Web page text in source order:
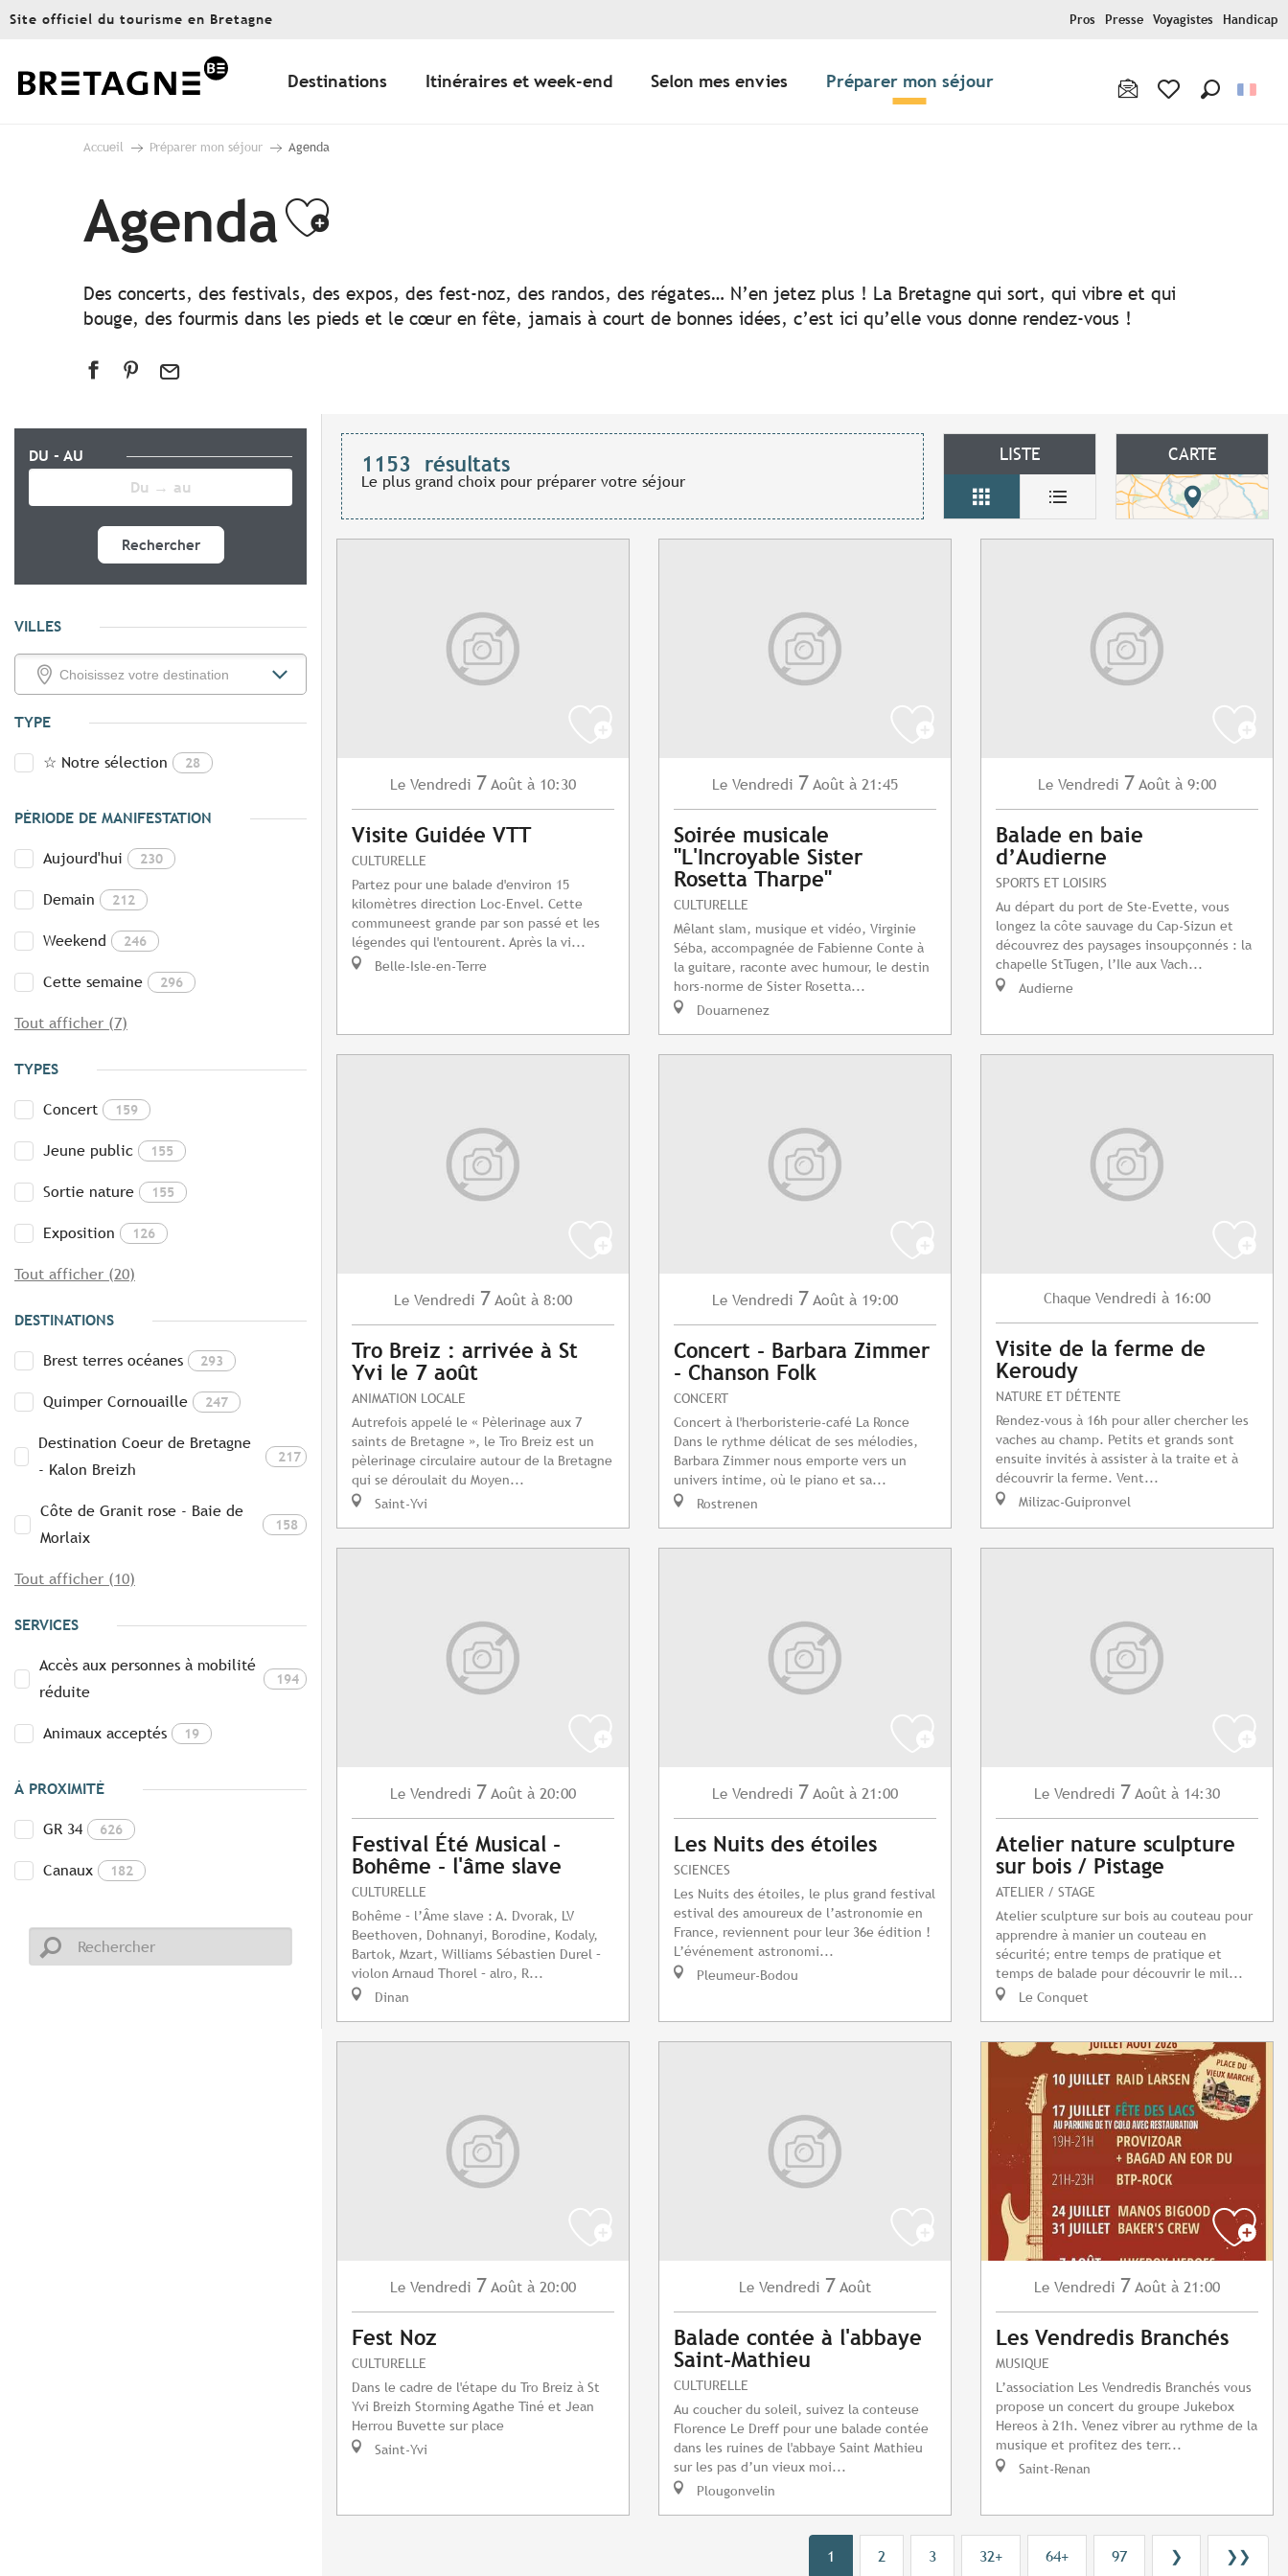
Aller
principal
Site officiel du tourisme en Bretagne Pros Presse Voyagistes Handicap
Destinations Itinéraires et week-end Selon mes envies Préparer mon séjour
Accueil Préparer mon séjour Agenda
AgendaAjouter aux favoris
Des concerts, des festivals, des expos, des fest-noz, des randos, des régates… N’en jetez plus ! La Bretagne qui sort, qui vibre et qui
bouge, des fourmis dans les pieds et le cœur en fête, jamais à court de bonnes idées, c’est ici qu’elle vous donne rendez-vous !
DU - AU
Rechercher
VILLES
TYPE
☆ Notre sélection 28
PÉRIODE DE MANIFESTATION
Aujourd'hui 230
Demain 212
Weekend 246
Cette semaine 296
Tout afficher (7)
TYPES
Concert 159
Jeune public 155
Sortie nature 155
Exposition 126
Tout afficher (20)
DESTINATIONS
Brest terres océanes 293
Quimper Cornouaille 247
Destination Coeur de Bretagne
- Kalon Breizh
217
Côte de Granit rose - Baie de
Morlaix
158
Tout afficher (10)
SERVICES
Accès aux personnes à mobilité
réduite
194
Animaux acceptés 19
À PROXIMITÉ
GR 34 626
Canaux 182
1153 résultats
Le plus grand choix pour préparer votre séjour
LISTE CARTE
Le Vendredi 7 Août à 10:30
Visite Guidée VTT
CULTURELLE
Partez pour une balade d'environ 15
kilomètres direction Loc-Envel. Cette
communeest grande par son passé et les
légendes qui l'entourent. Après la vi...
Belle-Isle-en-Terre
Le Vendredi 7 Août à 21:45
Soirée musicale
"L'Incroyable Sister
Rosetta Tharpe"
CULTURELLE
Mêlant slam, musique et vidéo, Virginie
Séba, accompagnée de Fabienne Conte à
la guitare, raconte avec humour, le destin
hors-norme de Sister Rosetta...
Douarnenez
Le Vendredi 7 Août à 9:00
Balade en baie
d’Audierne
SPORTS ET LOISIRS
Au départ du port de Ste-Evette, vous
longez la côte sauvage du Cap-Sizun et
découvrez des paysages insoupçonnés : la
chapelle StTugen, l’Ile aux Vach...
Audierne
Le Vendredi 7 Août à 8:00
Tro Breiz : arrivée à St
Yvi le 7 août
ANIMATION LOCALE
Autrefois appelé le « Pèlerinage aux 7
saints de Bretagne », le Tro Breiz est un
pèlerinage circulaire autour de la Bretagne
qui se déroulait du Moyen...
Saint-Yvi
Le Vendredi 7 Août à 19:00
Concert - Barbara Zimmer
- Chanson Folk
CONCERT
Concert à l'herboristerie-café La Ronce
Dans le rythme délicat de ses mélodies,
Barbara Zimmer nous emporte vers un
univers intime, où le piano et sa...
Rostrenen
Chaque Vendredi à 16:00
Visite de la ferme de
Keroudy
NATURE ET DÉTENTE
Rendez-vous à 16h pour aller chercher les
vaches au champ. Petits et grands sont
ensuite invités à assister à la traite et à
découvrir la ferme. Vent...
Milizac-Guipronvel
Le Vendredi 7 Août à 20:00
Festival Été Musical -
Bohême - l'âme slave
CULTURELLE
Bohême – l’Âme slave : A. Dvorak, LV
Beethoven, Dohnanyi, Borodine, Kodaly,
Bartok, Mzart, Williams Sébastien Durel –
violon Arnaud Thorel – alro, R...
Dinan
Le Vendredi 7 Août à 21:00
Les Nuits des étoiles
SCIENCES
Les Nuits des étoiles, le plus grand festival
estival des amoureux de l’astronomie en
France, reviennent pour leur 36e édition !
L’événement astronomi...
Pleumeur-Bodou
Le Vendredi 7 Août à 14:30
Atelier nature sculpture
sur bois / Pistage
ATELIER / STAGE
Atelier sculpture sur bois au couteau pour
apprendre à manier un couteau en
sécurité; entre temps de pratique et
temps de balade pour découvrir le mil...
Le Conquet
Le Vendredi 7 Août à 20:00
Fest Noz
CULTURELLE
Dans le cadre de l'étape du Tro Breiz à St
Yvi Breizh Storming Agathe Tiné et Jean
Herrou Buvette sur place
Saint-Yvi
Le Vendredi 7 Août
Balade contée à l'abbaye
Saint-Mathieu
CULTURELLE
Au coucher du soleil, suivez la conteuse
Florence Le Dreff pour une balade contée
dans les ruines de l'abbaye Saint Mathieu
sur les pas d’un vieux moi...
Plougonvelin
Le Vendredi 7 Août à 21:00
Les Vendredis Branchés
MUSIQUE
L’association Les Vendredis Branchés vous
propose un concert du groupe Jukebox
Hereos à 21h. Venez vibrer au rythme de la
musique et profitez des terr...
Saint-Renan
1 2 3 32+ 64+ 97 ❯ ❯❯